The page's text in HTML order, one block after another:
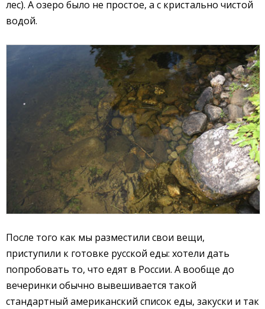
лес). А озеро было не простое, а с кристально чистой
водой.
После того как мы разместили свои вещи,
приступили к готовке русской еды: хотели дать
попробовать то, что едят в России. А вообще до
вечеринки обычно вывешивается такой
стандартный американский список еды, закуски и так